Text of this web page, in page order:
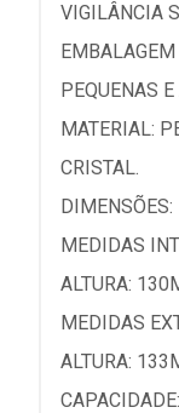
VIGILÂNCIA
PEQUENAS E
MATERIAL:
CRISTAL.
DIMENSÕES:
MEDIDAS
ALTURA:
MEDIDAS
ALTURA: